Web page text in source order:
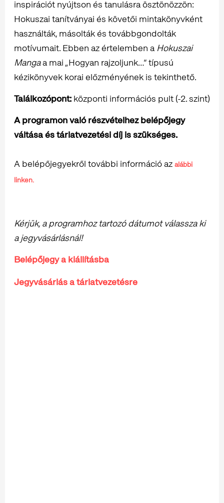
inspirációt nyújtson és tanulásra ösztönözzön:
Hokuszai tanítványai és követői mintakönyvként
használták, másolták és továbbgondolták
motívumait. Ebben az értelemben aHokuszai
Mangaa mai „Hogyan rajzoljunk…” típusú
kézikönyvek korai előzményének is tekinthető.
Találkozópont: központi információs pult (-2. szint)
A programon való részvételhez belépőjegy
váltása és tárlatvezetési díj is szükséges.
A belépőjegyekről további információ az alábbi
linken.
Kérjük, a programhoz tartozó dátumot válassza ki
a jegyvásárlásnál!
Belépőjegy a kiállításba
Jegyvásárlás a tárlatvezetésre